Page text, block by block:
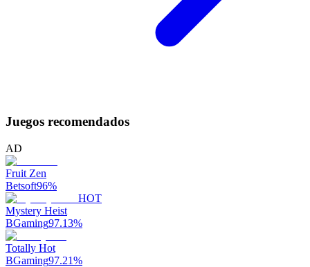
Juegos recomendados
AD
Fruit Zen
Betsoft96%
HOT
Mystery Heist
BGaming97.13%
Totally Hot
BGaming97.21%